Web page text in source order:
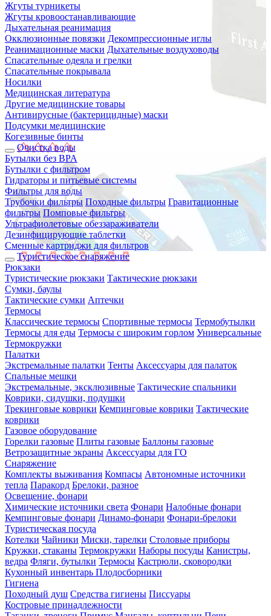
Жгуты турникеты
Жгуты кровоостанавливающие
Дыхательная реанимация
Окклюзионные повязки Декомпрессионные иглы
Реанимационные маски Дыхательные воздуховоды
Спасательные одеяла и грелки
Спасательные покрывала
Носилки
Медицинская литература
Другие медицинские товары
Антивирусные (бактерицидные) маски
Подсумки медицинские
Когезивные бинты
Очистка воды
Бутылки без BPA
Бутылки с фильтром
Гидраторы и питьевые системы
Фильтры для воды
Трубочки фильтры Походные фильтры Гравитационные
фильтры Помповые фильтры
Ультрафиолетовые обеззараживатели
Дезинфицирующие таблетки
Сменные картриджи для фильтров
Туристическое снаряжение
Рюкзаки
Туристические рюкзаки Тактические рюкзаки
Сумки, баулы
Тактические сумки Аптечки
Термосы
Классические термосы Спортивные термосы Термобутылки
Термосы для еды Термосы с широким горлом Универсальные
Термокружки
Палатки
Экстремальные палатки Тенты Аксессуары для палаток
Спальные мешки
Экстремальные, эксклюзивные Тактические спальники
Коврики, сидушки, подушки
Трекинговые коврики Кемпинговые коврики Тактические
коврики
Газовое оборудование
Горелки газовые Плиты газовые Баллоны газовые
Ветрозащитные экраны Аксессуары для ГО
Снаряжение
Комплекты выживания Компасы Автономные источники
тепла Паракорд Брелоки, разное
Освещение, фонари
Химические источники света Фонари Налобные фонари
Кемпинговые фонари Динамо-фонари Фонари-брелоки
Туристическая посуда
Котелки Чайники Миски, тарелки Столовые приборы
Кружки, стаканы Термокружки Наборы посуды Канистры,
ведра Фляги, бутылки Термосы Кастрюли, сковородки
Кухонный инвентарь Плодосборники
Гигиена
Походный душ Средства гигиены Писсуары
Костровые принадлежности